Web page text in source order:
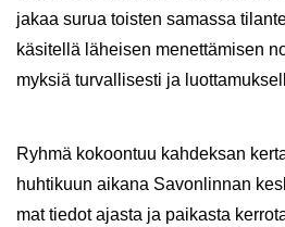
jakaa surua tois­ten sa­mas­sa
kä­si­tel­lä lä­hei­sen me­net­tä­mi­sen
myk­siä tur­val­li­ses­ti ja
Ryhmä ko­koon­tuu kah­dek­san
huhtikuun ai­ka­na Sa­von­lin­nan
mat tie­dot ajas­ta ja pai­kas­ta